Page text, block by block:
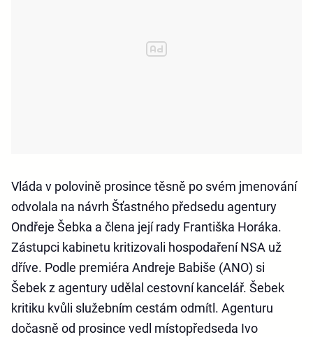
Vláda v polovině prosince těsně po svém jmenování
odvolala na návrh Šťastného předsedu agentury
Ondřeje Šebka a člena její rady Františka Horáka.
Zástupci kabinetu kritizovali hospodaření NSA už
dříve. Podle premiéra Andreje Babiše (ANO) si
Šebek z agentury udělal cestovní kancelář. Šebek
kritiku kvůli služebním cestám odmítl. Agenturu
dočasně od prosince vedl místopředseda Ivo